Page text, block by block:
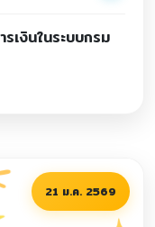
เงินในระบบกรม
21 ม.ค. 2569